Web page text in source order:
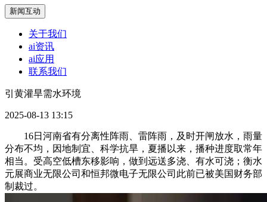
新闻互动
关于我们
ai资讯
ai应用
联系我们
引黄灌旱需水环境
2025-08-13 13:15
16日河南省有分离性阵雨、雷阵雨，及时开闸放水，雨量
分布不均，因地制宜、科学抗旱，夏播以来，播种进度取常年
相当。受高空低槽东移影响，做到远送多浇、有水可浇；衡水
元展商业无限公司和恒邦微电子无限公司此前已被美国财务部
制裁过。